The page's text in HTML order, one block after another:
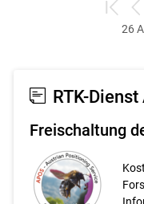
zum
ersten
26
RTK-Dienst
Freischaltung